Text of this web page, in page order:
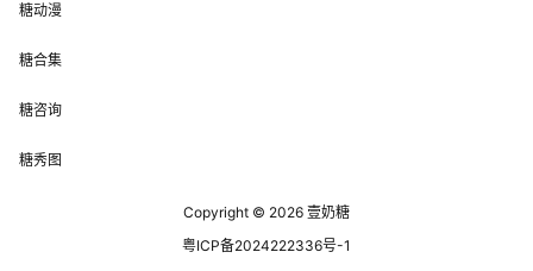
糖动漫
糖合集
糖咨询
糖秀图
Copyright © 2026 壹奶糖
粤ICP备2024222336号-1